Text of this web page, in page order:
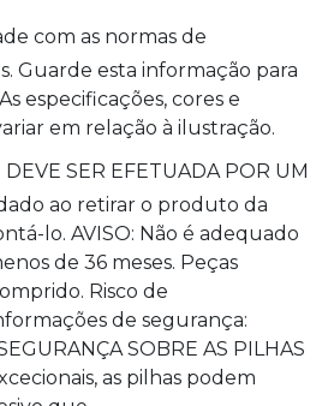
com as normas de
Guarde esta informação para
especificações, cores e
em relação à ilustração.
SER EFETUADA POR UM
ao retirar o produto da
lo. AVISO: Não é adequado
de 36 meses. Peças
Risco de
de segurança:
SOBRE AS PILHAS
as pilhas podem